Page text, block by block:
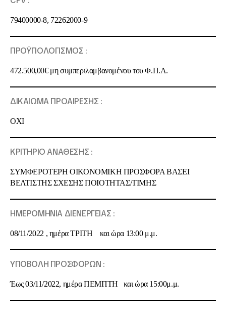
79400000-8, 72262000-9
ΠΡΟΫΠΟΛΟΓΙΣΜΟΣ :
472.500,00€ μη συμπεριλαμβανομένου του Φ.Π.Α.
ΔΙΚΑΙΩΜΑ ΠΡΟΑΙΡΕΣΗΣ :
ΟΧΙ
ΚΡΙΤΗΡΙΟ ΑΝΑΘΕΣΗΣ :
ΣΥΜΦΕΡΟΤΕΡΗ ΟΙΚΟΝΟΜΙΚΗ ΠΡΟΣΦΟΡΑ ΒΑΣΕΙ
BEΛΤΙΣΤΗΣ ΣΧΕΣΗΣ ΠΟΙΟΤΗΤΑΣ/ΤΙΜΗΣ
ΗΜΕΡΟΜΗΝΙΑ ΔΙΕΝΕΡΓΕΙΑΣ :
08/11/2022 , ημέρα ΤΡΙΤΗ και ώρα 13:00 μ.μ.
ΥΠΟΒΟΛΗ ΠΡΟΣΦΟΡΩΝ :
Έως 03/11/2022, ημέρα ΠΕΜΠΤΗ και ώρα 15:00μ.μ.